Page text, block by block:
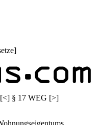
]
[<] § 17 WEG [>]